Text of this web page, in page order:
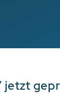
jetzt